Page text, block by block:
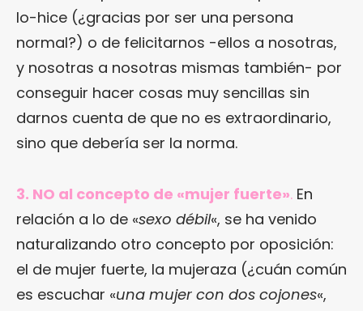
lo-hice (¿gracias por ser una persona
normal?) o de felicitarnos -ellos a nosotras,
y nosotras a nosotras mismas también- por
conseguir hacer cosas muy sencillas sin
darnos cuenta de que no es extraordinario,
sino que debería ser la norma.
3. NO al concepto de «mujer fuerte». En
relación a lo de «sexo débil«, se ha venido
naturalizando otro concepto por oposición:
el de mujer fuerte, la mujeraza (¿cuán común
es escuchar «una mujer con dos cojones«,